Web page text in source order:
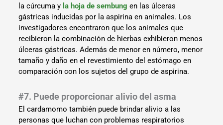
la cúrcuma y la hoja de sembung en las úlceras
gástricas inducidas por la aspirina en animales. Los
investigadores encontraron que los animales que
recibieron la combinación de hierbas exhibieron menos
úlceras gástricas. Además de menor en número, menor
tamaño y daño en el revestimiento del estómago en
comparación con los sujetos del grupo de aspirina.
#7. Puede proporcionar alivio del asma
El cardamomo también puede brindar alivio a las
personas que luchan con problemas respiratorios